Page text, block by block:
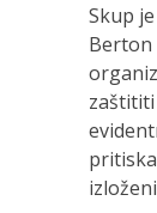
Skup
Berton